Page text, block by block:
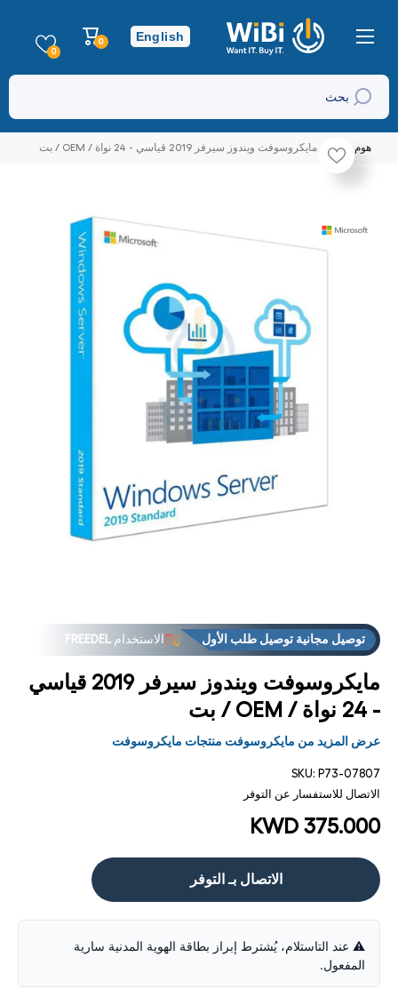
تخطي إلى المحتوى
English
عربة
التسوق
0
عناصر
0
بحث
هوم مايكروسوفت ويندوز سيرفر 2019 قياسي - 24 نواة / OEM / بت
توصيل مجانية توصيل طلب الأول الاستخدام FREEDEL
مايكروسوفت ويندوز سيرفر 2019 قياسي
- 24 نواة / OEM / بت
عرض المزيد من مايكروسوفت منتجات مايكروسوفت
SKU: P73-07807
الاتصال للاستفسار عن التوفر
KWD 375.000
الاتصال بـ التوفر
⚠️ عند التاستلام، يُشترط إبراز بطاقة الهوية المدنية سارية
المفعول.